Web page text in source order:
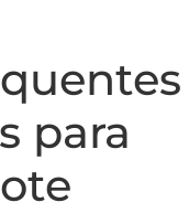
para